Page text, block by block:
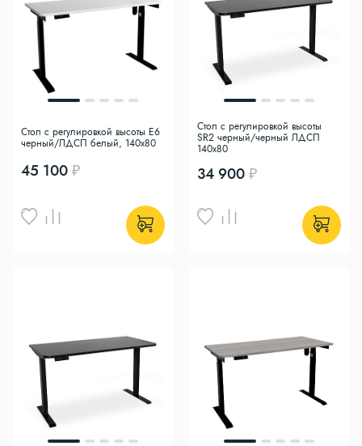
45 100
Стол с регулировкой высоты E6
черный/ЛДСП белый, 140x80
34 900
Стол с регулировкой высоты
SR2 черный/черный ЛДСП
140х80